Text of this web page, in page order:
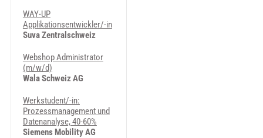
WAY-UP
Applikationsentwickler/-in
Suva Zentralschweiz
Webshop Administrator
(m/w/d)
Wala Schweiz AG
Werkstudent/-in:
Prozessmanagement und
Datenanalyse, 40-60%
Siemens Mobility AG